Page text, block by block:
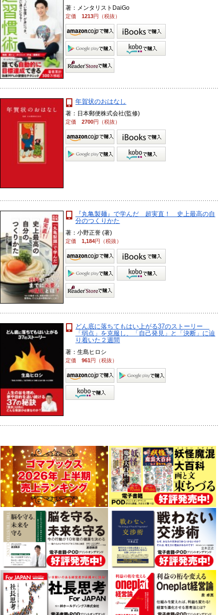
著：メンタリストDaiGo
定価1213円（税抜）
年賀状のおはなし
著：日本郵便株式会社(監修)
定価2700円（税抜）
『丸亀製麺』で学んだ 超実直！ 史上最高の自
分のつくりかた
著：小野正誉 (著)
定価1,184円（税抜）
どん底に落ちてもはい上がる37のストーリー
「弱点」を克服し、「自己発見」と「決断」に辿
り着いた２週間
著：生島ヒロシ
定価961円（税抜）